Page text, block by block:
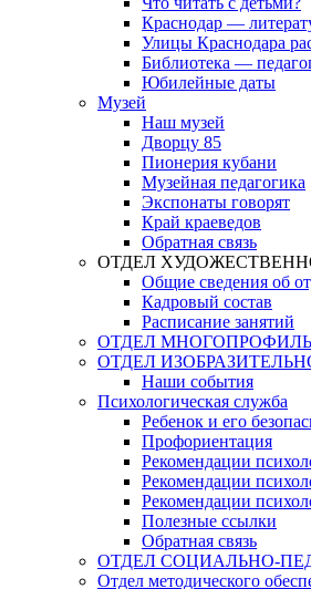
Краснодар —
Улицы Краснодара
Библиотека —
Юбилейные даты
Музей
Наш музей
Дворцу 85
Пионерия кубани
Музейная педагогика
Экспонаты говорят
Край краеведов
Обратная связь
ОТДЕЛ
Общие сведения об
Кадровый состав
Расписание занятий
ОТДЕЛ
ОТДЕЛ
Наши события
Психологическая служба
Ребенок и его
Профориентация
Рекомендации
Рекомендации
Рекомендации
Полезные ссылки
Обратная связь
ОТДЕЛ СОЦИАЛЬНО-
Отдел методического